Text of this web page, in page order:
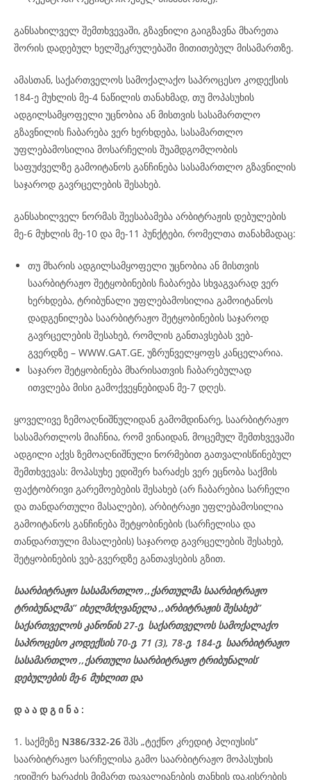
განსახილველ შემთხვევაში, გზავნილი გაიგზავნა მხარეთა
შორის დადებულ ხელშეკრულებაში მითითებულ მისამართზე.
ამასთან, საქართველოს სამოქალაქო საპროცესო კოდექსის
184-ე მუხლის მე-4 ნაწილის თანახმად, თუ მოპასუხის
ადგილსამყოფელი უცნობია ან მისთვის სასამართლო
გზავნილის ჩაბარება ვერ ხერხდება, სასამართლო
უფლებამოსილია მოსარჩელის შუამდგომლობის
საფუძველზე გამოიტანოს განჩინება სასამართლო გზავნილის
საჯაროდ გავრცელების შესახებ.
განსახილველ ნორმას შეესაბამება არბიტრაჟის დებულების
მე-6 მუხლის მე-10 და მე-11 პუნქტები, რომელთა თანახმადაც:
თუ მხარის ადგილსამყოფელი უცნობია ან მისთვის
საარბიტრაჟო შეტყობინების ჩაბარება სხვაგვარად ვერ
ხერხდება, ტრიბუნალი უფლებამოსილია გამოიტანოს
დადგენილება საარბიტრაჟო შეტყობინების საჯაროდ
გავრცელების შესახებ, რომლის განთავსებას ვებ-
გვერდზე – WWW.GAT.GE, უზრუნველყოფს კანცელარია.
საჯარო შეტყობინება მხარისათვის ჩაბარებულად
ითვლება მისი გამოქვეყნებიდან მე-7 დღეს.
ყოველივე ზემოაღნიშნულიდან გამომდინარე, საარბიტრაჟო
სასამართლოს მიაჩნია, რომ ვინაიდან, მოცემულ შემთხვევაში
ადგილი აქვს ზემოაღნიშნული ნორმებით გათვალისწინებულ
შემთხვევას: მოპასუხე ედიშერ ხარაძეს ვერ ეცნობა საქმის
ფაქტობრივი გარემოებების შესახებ (არ ჩაბარებია სარჩელი
და თანდართული მასალები), არბიტრაჟი უფლებამოსილია
გამოიტანოს განჩინება შეტყობინების (სარჩელისა და
თანდართული მასალების) საჯაროდ გავრცელების შესახებ,
შეტყობინების ვებ-გვერდზე განთავსების გზით.
საარბიტრაჟო სასამართლო ,,ქართულმა საარბიტრაჟო
ტრიბუნალმა’’ იხელმძღვანელა,,არბიტრაჟის შესახებ’’
საქართველოს კანონის 27-ე, საქართველოს სამოქალაქო
საპროცესო კოდექსის 70-ე, 71 (3), 78-ე, 184-ე, საარბიტრაჟო
სასამართლო ,,ქართული საარბიტრაჟო ტრიბუნალის’
დებულების მე-6 მუხლით და
დ ა ა დ გ ი ნ ა :
1. საქმეზე N386/332-26 შპს „ტექნო კრედიტ პლიუსის’’
საარბიტრაჟო სარჩელისა გამო საარბიტრაჟო მოპასუხის
ედიშერ ხარაძის მიმართ დავალიანების თანხის დაკისრების